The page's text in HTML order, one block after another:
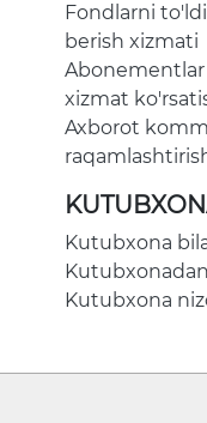
Fondlarni
berish xizmati
Abonementlar
xizmat
Axborot
Kutubxona
Kutubxona